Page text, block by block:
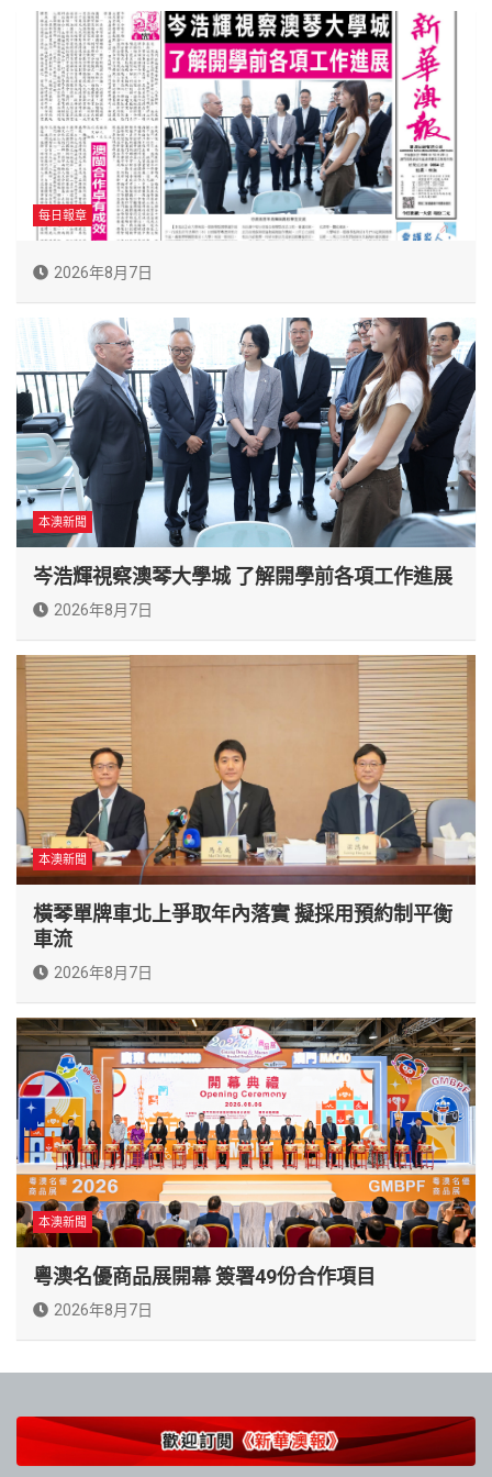
每日報章
2026年8月7日
本澳新聞
岑浩輝視察澳琴大學城 了解開學前各項工作進展
2026年8月7日
本澳新聞
橫琴單牌車北上爭取年內落實 擬採用預約制平衡
車流
2026年8月7日
本澳新聞
粵澳名優商品展開幕 簽署49份合作項目
2026年8月7日